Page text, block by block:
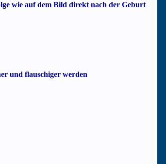
wie auf dem Bild direkt nach der Geburt
und flauschiger werden